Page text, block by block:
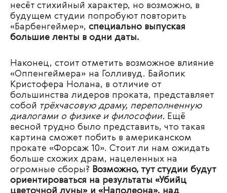
несёт стихийный характер, но возможно, в
будущем студии попробуют повторить
«Барбенгеймер», специально выпуская
большие ленты в одни даты.
Наконец, стоит отметить возможное влияние
«Оппенгеймера» на Голливуд. Байопик
Кристофера Нолана, в отличие от
большинства лидеров проката, представляет
собой трёхчасовую драму, переполненную
диалогами о физике и философии. Ещё
весной трудно было представить, что такая
картина сможет побить в американском
прокате «Форсаж 10». Стоит ли нам ожидать
больше схожих драм, нацеленных на
огромные сборы? Возможно, тут студии будут
ориентироваться на результаты «Убийц
цветочной луны» и «Наполеона», над